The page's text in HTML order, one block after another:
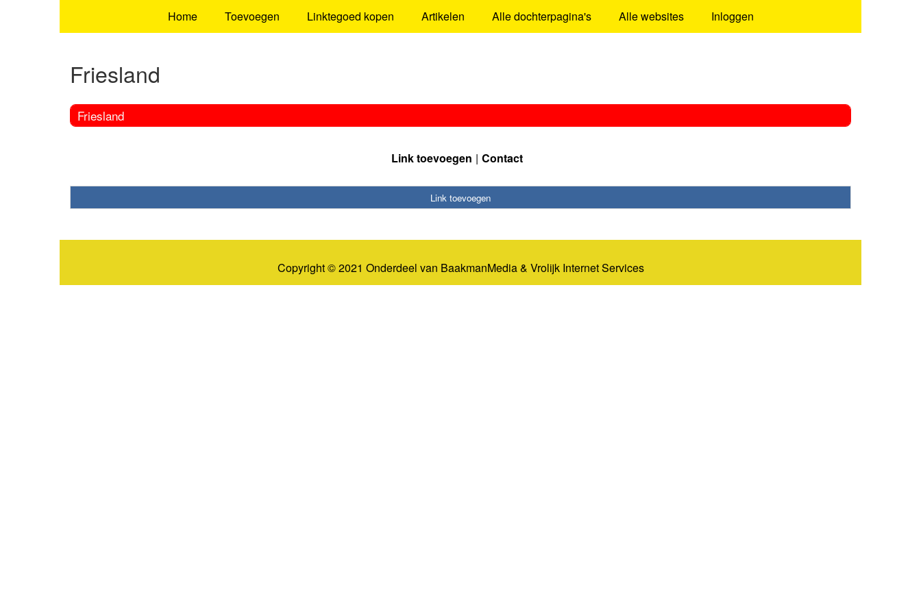
Home Toevoegen Linktegoed kopen Artikelen Alle dochterpagina's Alle websites Inloggen
Friesland
Friesland
Link toevoegen Contact
Link toevoegen
Copyright © 2021 Onderdeel van BaakmanMedia& Vrolijk Internet Services